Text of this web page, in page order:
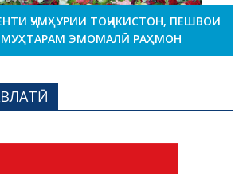
ҶУМҲУРИИ ТОҶИКИСТОН, ПЕШВОИ
ЭМОМАЛӢ РАҲМОН